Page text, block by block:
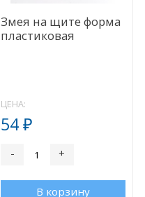
Змея на щите форма
пластиковая
ЦЕНА:
54 ₽
- +
В корзину